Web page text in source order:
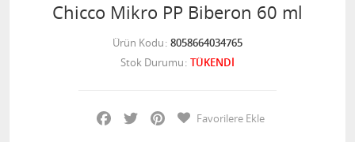
Chicco Mikro PP Biberon 60 ml
Ürün Kodu 8058664034765
Stok Durumu TÜKENDİ
Facebook
Twitter PinterestFavorilere Ekle